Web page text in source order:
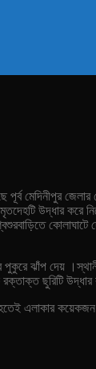
মেদিনীপুর জেলার
উদ্ধার করে
পুকুরে ঝাঁপ দেয় ।
ছুরিটি উদ্ধার
এলাকার